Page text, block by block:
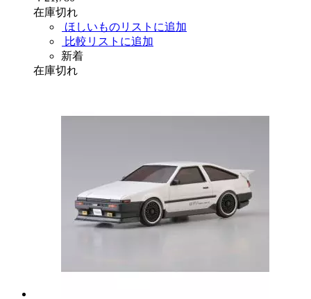
在庫切れ
ほしいものリストに追加
比較リストに追加
新着
在庫切れ